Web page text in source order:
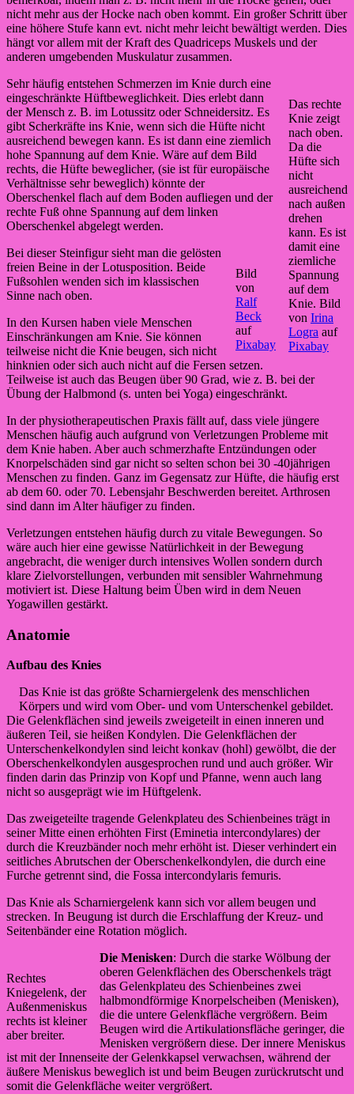
nicht mehr aus der Hocke nach oben kommt. Ein großer Schritt über
eine höhere Stufe kann evt. nicht mehr leicht bewältigt werden. Dies
hängt vor allem mit der Kraft des Quadriceps Muskels und der
anderen umgebenden Muskulatur zusammen.
Das rechte
Knie zeigt
nach oben.
Da die
Hüfte sich
nicht
ausreichend
nach außen
drehen
kann. Es ist
damit eine
ziemliche
Spannung
auf dem
Knie. Bild
von Irina
Logra auf
Pixabay
Sehr häufig entstehen Schmerzen im Knie durch eine
eingeschränkte Hüftbeweglichkeit. Dies erlebt dann
der Mensch z. B. im Lotussitz oder Schneidersitz. Es
gibt Scherkräfte ins Knie, wenn sich die Hüfte nicht
ausreichend bewegen kann. Es ist dann eine ziemlich
hohe Spannung auf dem Knie. Wäre auf dem Bild
rechts, die Hüfte beweglicher, (sie ist für europäische
Verhältnisse sehr beweglich) könnte der
Oberschenkel flach auf dem Boden aufliegen und der
rechte Fuß ohne Spannung auf dem linken
Oberschenkel abgelegt werden.
Bild
von
Ralf
Beck
auf
Pixabay
Bei dieser Steinfigur sieht man die gelösten
freien Beine in der Lotusposition. Beide
Fußsohlen wenden sich im klassischen
Sinne nach oben.
In den Kursen haben viele Menschen
Einschränkungen am Knie. Sie können
teilweise nicht die Knie beugen, sich nicht
hinknien oder sich auch nicht auf die Fersen setzen.
Teilweise ist auch das Beugen über 90 Grad, wie z. B. bei der
Übung der Halbmond (s. unten bei Yoga) eingeschränkt.
In der physiotherapeutischen Praxis fällt auf, dass viele jüngere
Menschen häufig auch aufgrund von Verletzungen Probleme mit
dem Knie haben. Aber auch schmerzhafte Entzündungen oder
Knorpelschäden sind gar nicht so selten schon bei 30 -40jährigen
Menschen zu finden. Ganz im Gegensatz zur Hüfte, die häufig erst
ab dem 60. oder 70. Lebensjahr Beschwerden bereitet. Arthrosen
sind dann im Alter häufiger zu finden.
Verletzungen entstehen häufig durch zu vitale Bewegungen. So
wäre auch hier eine gewisse Natürlichkeit in der Bewegung
angebracht, die weniger durch intensives Wollen sondern durch
klare Zielvorstellungen, verbunden mit sensibler Wahrnehmung
motiviert ist. Diese Haltung beim Üben wird in dem Neuen
Yogawillen gestärkt.
Anatomie
Aufbau des Knies
Das Knie ist das größte Scharniergelenk des menschlichen
Körpers und wird vom Ober- und vom Unterschenkel gebildet.
Die Gelenkflächen sind jeweils zweigeteilt in einen inneren und
äußeren Teil, sie heißen Kondylen. Die Gelenkflächen der
Unterschenkelkondylen sind leicht konkav (hohl) gewölbt, die der
Oberschenkelkondylen ausgesprochen rund und auch größer. Wir
finden darin das Prinzip von Kopf und Pfanne, wenn auch lang
nicht so ausgeprägt wie im Hüftgelenk.
Das zweigeteilte tragende Gelenkplateu des Schienbeines trägt in
seiner Mitte einen erhöhten First (Eminetia intercondylares) der
durch die Kreuzbänder noch mehr erhöht ist. Dieser verhindert ein
seitliches Abrutschen der Oberschenkelkondylen, die durch eine
Furche getrennt sind, die Fossa intercondylaris femuris.
Das Knie als Scharniergelenk kann sich vor allem beugen und
strecken. In Beugung ist durch die Erschlaffung der Kreuz- und
Seitenbänder eine Rotation möglich.
Rechtes
Kniegelenk, der
Außenmeniskus
rechts ist kleiner
aber breiter.
Die Menisken: Durch die starke Wölbung der
oberen Gelenkflächen des Oberschenkels trägt
das Gelenkplateu des Schienbeines zwei
halbmondförmige Knorpelscheiben (Menisken),
die die untere Gelenkfläche vergrößern. Beim
Beugen wird die Artikulationsfläche geringer, die
Menisken vergrößern diese. Der innere Meniskus
ist mit der Innenseite der Gelenkkapsel verwachsen, während der
äußere Meniskus beweglich ist und beim Beugen zurückrutscht und
somit die Gelenkfläche weiter vergrößert.